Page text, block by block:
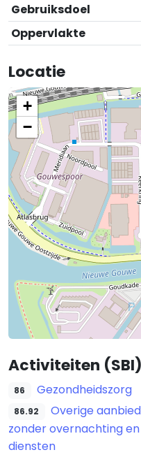
Gebruiksdoel
Oppervlakte
Locatie
+
−
Activiteiten (SBI)
86 Gezondheidszorg
86.92
Overige
zonder overnachting
diensten